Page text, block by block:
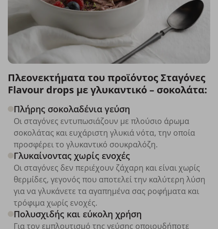
Πλεονεκτήματα του προϊόντος Σταγόνες
Flavour drops με γλυκαντικό – σοκολάτα:
Πλήρης σοκολαδένια γεύση
Οι σταγόνες εντυπωσιάζουν με πλούσιο άρωμα
σοκολάτας και ευχάριστη γλυκιά νότα, την οποία
προσφέρει το γλυκαντικό σουκραλόζη.
Γλυκαίνοντας χωρίς ενοχές
Οι σταγόνες δεν περιέχουν ζάχαρη και είναι χωρίς
θερμίδες, γεγονός που αποτελεί την καλύτερη λύση
για να γλυκάνετε τα αγαπημένα σας ροφήματα και
τρόφιμα χωρίς ενοχές.
Πολυσχιδής και εύκολη χρήση
Για τον εμπλουτισμό της γεύσης οποιουδήποτε